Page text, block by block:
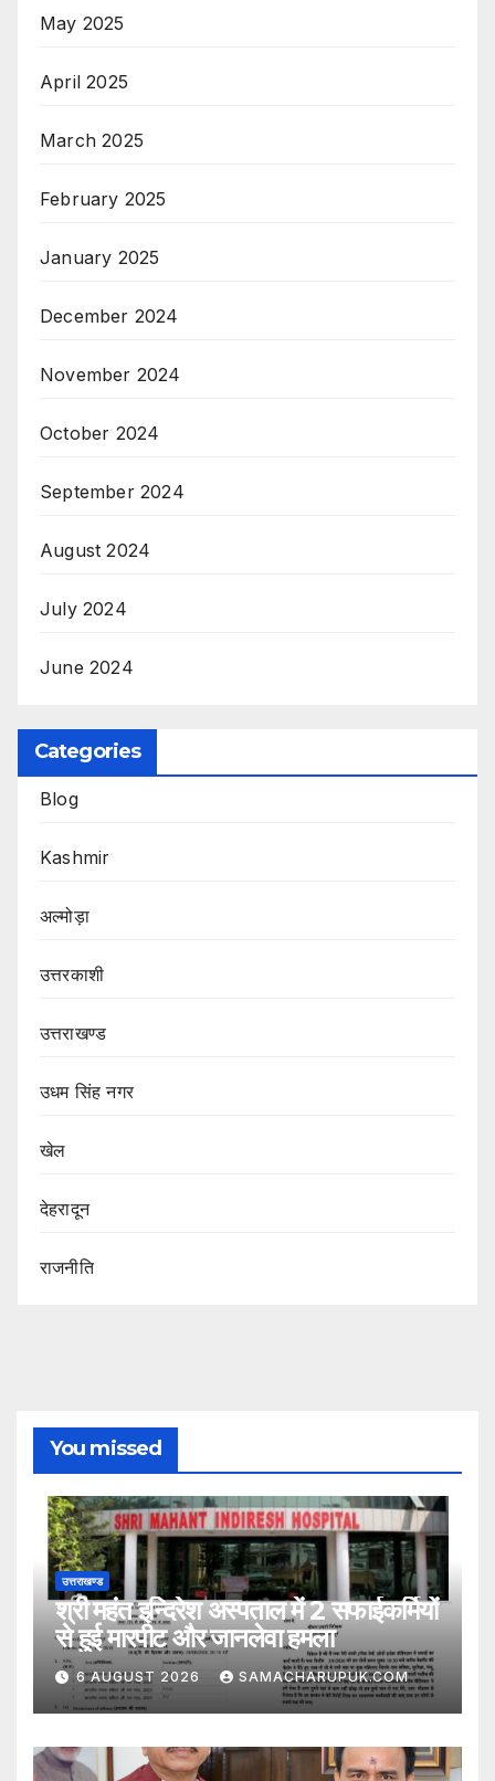
May 2025
April 2025
March 2025
February 2025
January 2025
December 2024
November 2024
October 2024
September 2024
August 2024
July 2024
June 2024
Categories
Blog
Kashmir
अल्मोड़ा
उत्तरकाशी
उत्तराखण्ड
उधम सिंह नगर
खेल
देहरादून
राजनीति
You missed
उत्तराखण्ड
श्री महंत इन्दिरेश अस्पताल में 2 सफाईकर्मियों
से हुई मारपीट और जानलेवा हमला
6 AUGUST 2026 SAMACHARUPUK.COM